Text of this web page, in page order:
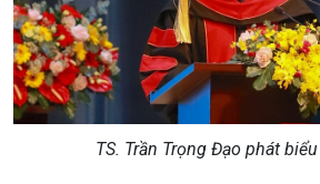
TS. Trần Trọng Đạo phát